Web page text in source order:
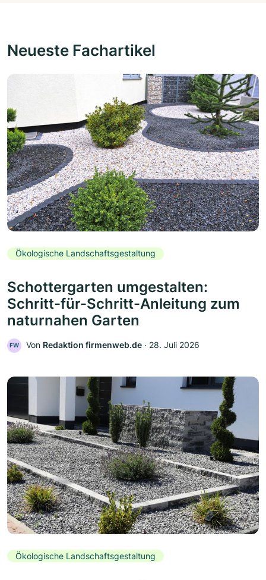
Neueste Fachartikel
Ökologische Landschaftsgestaltung
Schottergarten umgestalten:
Schritt-für-Schritt-Anleitung zum
naturnahen Garten
FW Von Redaktion firmenweb.de ‧ 28. Juli 2026
Ökologische Landschaftsgestaltung